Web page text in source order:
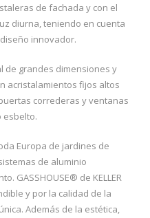
de fachada y con el
diurna, teniendo en cuenta
innovador.
de grandes dimensiones y
acristalamientos fijos altos
correderas y ventanas
esbelto.
Europa de jardines de
de aluminio
GASSHOUSE® de KELLER
y por la calidad de la
Además de la estética,